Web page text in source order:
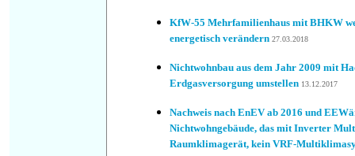
KfW-55 Mehrfamilienhaus mit BHKW
energetisch verändern 27.03.2018
Nichtwohnbau aus dem Jahr 2009 mit
Erdgasversorgung umstellen 13.12.2017
Nachweis nach EnEV ab 2016 und
Nichtwohngebäude, das mit Inverter
Raumklimagerät, kein VRF-